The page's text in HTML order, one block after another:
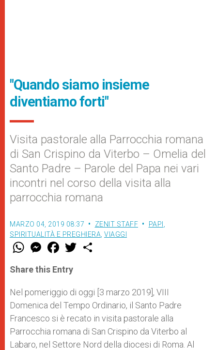
"Quando siamo insieme
diventiamo forti"
Visita pastorale alla Parrocchia romana
di San Crispino da Viterbo – Omelia del
Santo Padre – Parole del Papa nei vari
incontri nel corso della visita alla
parrocchia romana
MARZO 04, 2019 08:37 ZENIT STAFF PAPI
SPIRITUALITÀ E PREGHIERA VIAGGI
W
t
s
p
p
M
e
s
e
g
e
r
F
a
e
b
o
k
w
r
Share this Entry
Nel pomeriggio di oggi [3 marzo 2019], VIII
Domenica del Tempo Ordinario, il Santo Padre
Francesco si è recato in visita pastorale alla
Parrocchia romana di San Crispino da Viterbo al
Labaro, nel Settore Nord della diocesi di Roma. Al